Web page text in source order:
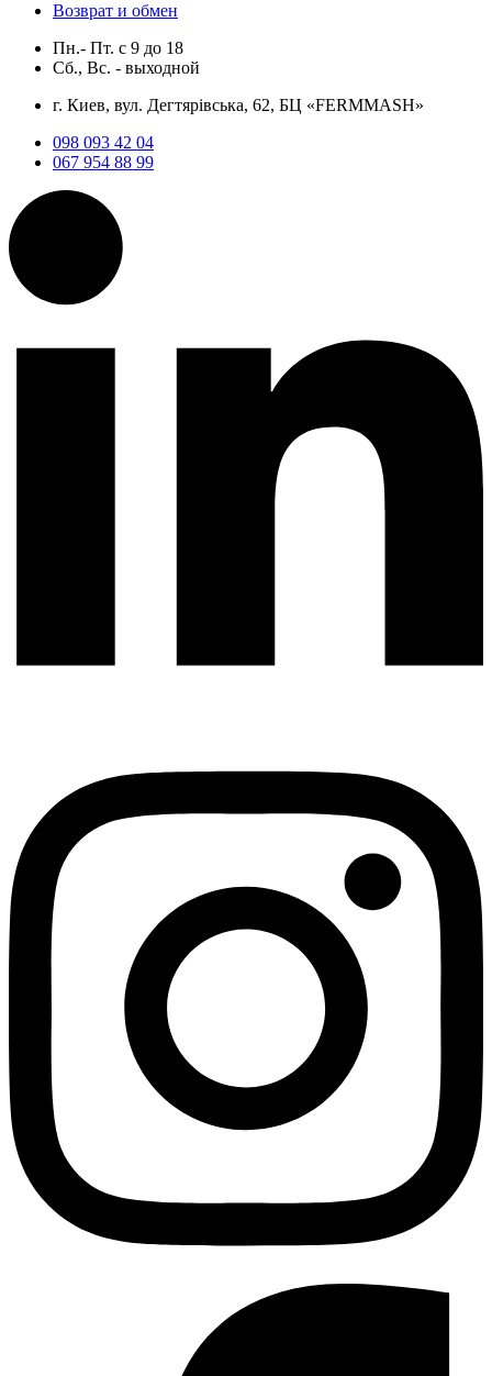
Возврат и обмен
Пн.- Пт. с 9 до 18
Сб., Вс. - выходной
г. Киев, вул. Дегтярівська, 62, БЦ «FERMMASH»
098 093 42 04
067 954 88 99